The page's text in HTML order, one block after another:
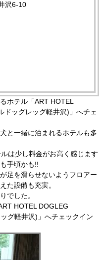
沢6-10
ホテル「ART HOTEL
ドッグレッグ軽井沢)」へチェ
と一緒に泊まれるホテルも多
は少し料金がお高く感じます
手頃かも!!
足を滑らせないようフロアー
た設備も充実。
でした。
HOTEL DOGLEG
グ軽井沢)」へチェックイン